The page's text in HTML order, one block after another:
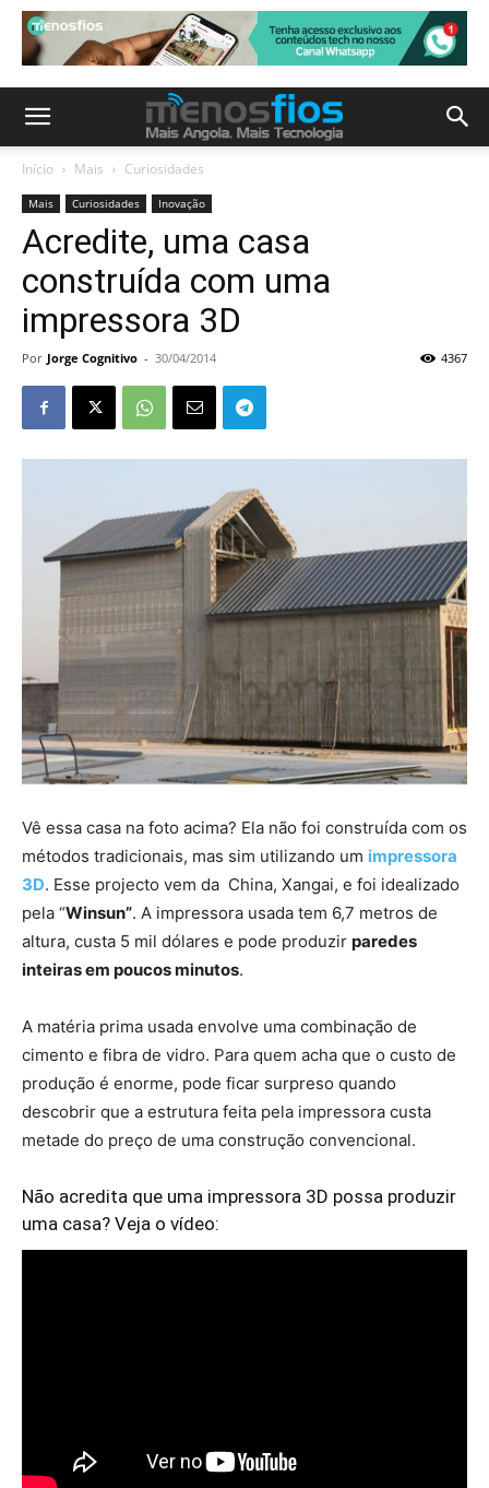
Início Mais Curiosidades
Mais Curiosidades Inovação
Acredite, uma casa
construída com uma
impressora 3D
Por Jorge Cognitivo - 30/04/2014 4367
Vê essa casa na foto acima? Ela não foi construída com os
métodos tradicionais, mas sim utilizando um impressora
3D. Esse projecto vem da China, Xangai, e foi idealizado
pela “Winsun”. A impressora usada tem 6,7 metros de
altura, custa 5 mil dólares e pode produzir paredes
inteiras em poucos minutos.
A matéria prima usada envolve uma combinação de
cimento e fibra de vidro. Para quem acha que o custo de
produção é enorme, pode ficar surpreso quando
descobrir que a estrutura feita pela impressora custa
metade do preço de uma construção convencional.
Não acredita que uma impressora 3D possa produzir
uma casa? Veja o vídeo: